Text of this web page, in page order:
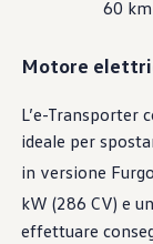
60
Motore
L’e-Transporter
ideale per
in versione
kW (286 CV) e
effettuare